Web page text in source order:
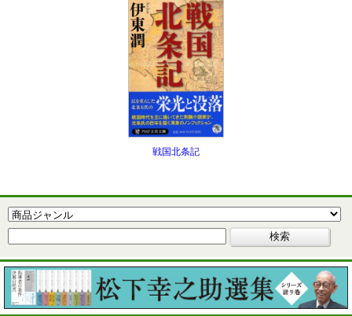
戦国北条記